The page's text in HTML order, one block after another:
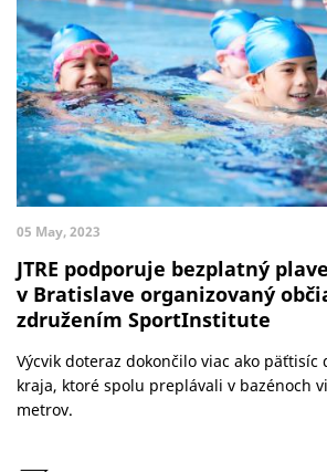
05 May, 2023
JTRE podporuje bezplatný
v Bratislave organizovaný
združením SportInstitute
Výcvik doteraz dokončilo viac ako päťtisíc
kraja, ktoré spolu preplávali v bazénoch
metrov.